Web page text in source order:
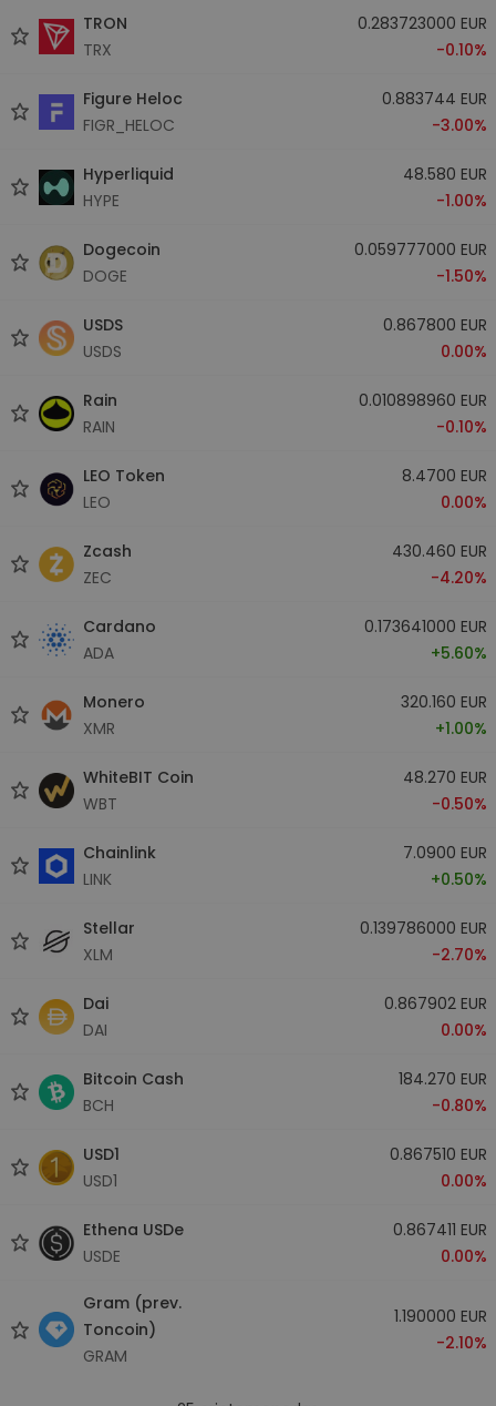
TRON
TRX
0.283723000 EUR
-0.10%
Figure Heloc
FIGR_HELOC
0.883744 EUR
-3.00%
Hyperliquid
HYPE
48.580 EUR
-1.00%
Dogecoin
DOGE
0.059777000 EUR
-1.50%
USDS
USDS
0.867800 EUR
0.00%
Rain
RAIN
0.010898960 EUR
-0.10%
LEO Token
LEO
8.4700 EUR
0.00%
Zcash
ZEC
430.460 EUR
-4.20%
Cardano
ADA
0.173641000 EUR
+5.60%
Monero
XMR
320.160 EUR
+1.00%
WhiteBIT Coin
WBT
48.270 EUR
-0.50%
Chainlink
LINK
7.0900 EUR
+0.50%
Stellar
XLM
0.139786000 EUR
-2.70%
Dai
DAI
0.867902 EUR
0.00%
Bitcoin Cash
BCH
184.270 EUR
-0.80%
USD1
USD1
0.867510 EUR
0.00%
Ethena USDe
USDE
0.867411 EUR
0.00%
Gram (prev.
Toncoin)
GRAM
1.190000 EUR
-2.10%